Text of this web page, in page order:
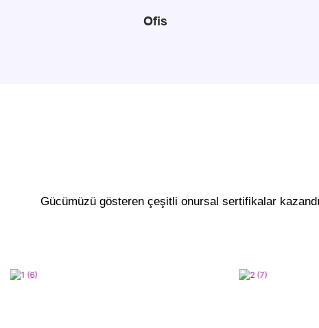
Ofis
Gücümüzü gösteren çeşitli onursal sertifikalar